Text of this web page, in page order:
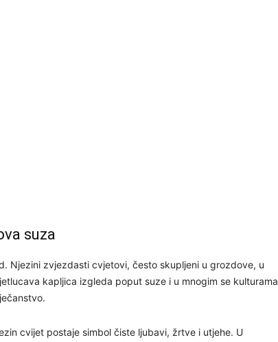
suza
Njezini zvjezdasti cvjetovi, često skupljeni u grozdove, u
kapljica izgleda poput suze i u mnogim se kulturama
cvijet postaje simbol čiste ljubavi, žrtve i utjehe. U